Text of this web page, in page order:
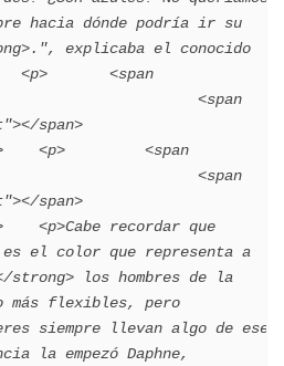
hacia dónde podría ir su
explicaba el conocido
<p>       <span
<span
span>
<p>         <span
<span
span>
<p>Cabe recordar que
el color que representa a
los hombres de la
más flexibles, pero
siempre llevan algo de ese
la empezó Daphne,